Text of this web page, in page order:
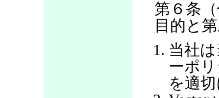
第６条
目的と
当社
ーポ
を適